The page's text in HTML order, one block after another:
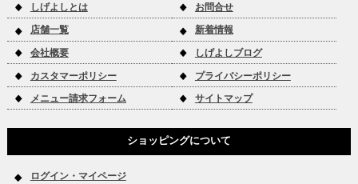
しげよしとは お問合せ
店舗一覧 新着情報
会社概要 しげよしブログ
カスタマーポリシー プライバシーポリシー
メニュー請求フォーム サイトマップ
ショッピングについて
ログイン・マイページ